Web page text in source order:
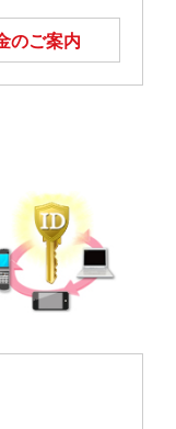
のご案内